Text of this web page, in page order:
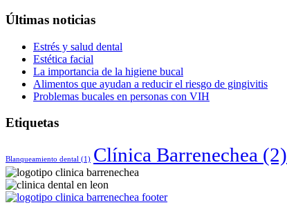
Últimas noticias
Estrés y salud dental
Estética facial
La importancia de la higiene bucal
Alimentos que ayudan a reducir el riesgo de gingivitis
Problemas bucales en personas con VIH
Etiquetas
Blanqueamiento dental (1) Clínica Barrenechea (2)